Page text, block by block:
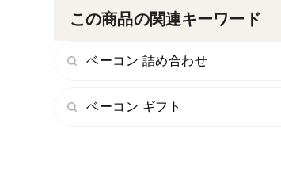
この商品の関連キーワード
ベーコン 詰め合わせ
ベーコン ギフト